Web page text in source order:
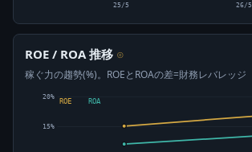
25/5 26/5
ROE / ROA 推移 ⊙
稼ぐ力の趨勢(%)。ROEとROAの差=財務レバレッジ
15%
20%
ROE ROA